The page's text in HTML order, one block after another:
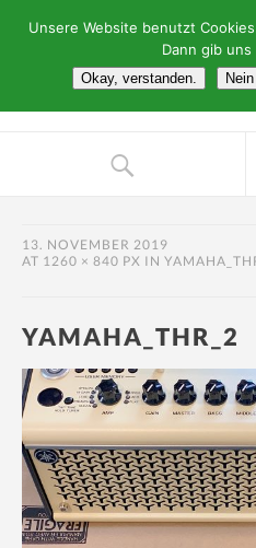
13. NOVEMBER 2019
AT 1260 × 840 PX IN
YAMAHA_THR_2
Unsere Website benutzt
Dann gib uns
Okay, verstanden. Nein